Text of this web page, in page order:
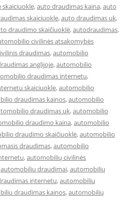
,auto draudimas kaina,auto
skaiciuokle,auto draudimas uk,
draudimo skaičiuoklė,autodraudimas,
civilinės atsakomybės
draudimas,automobilio
anglijoje,automobilio
draudimas internetu,
skaiciuokle,automobilio
draudimas kainos,automobilio
draudimas uk,automobilio
draudimo kaina,automobilio
draudimo skaičiuoklė,automobilio
draudimas,automobilio
,automobilių civilinės
automobiliu draudimai,automobilių
internetu,automobiliu
draudimas kainos,automobilių